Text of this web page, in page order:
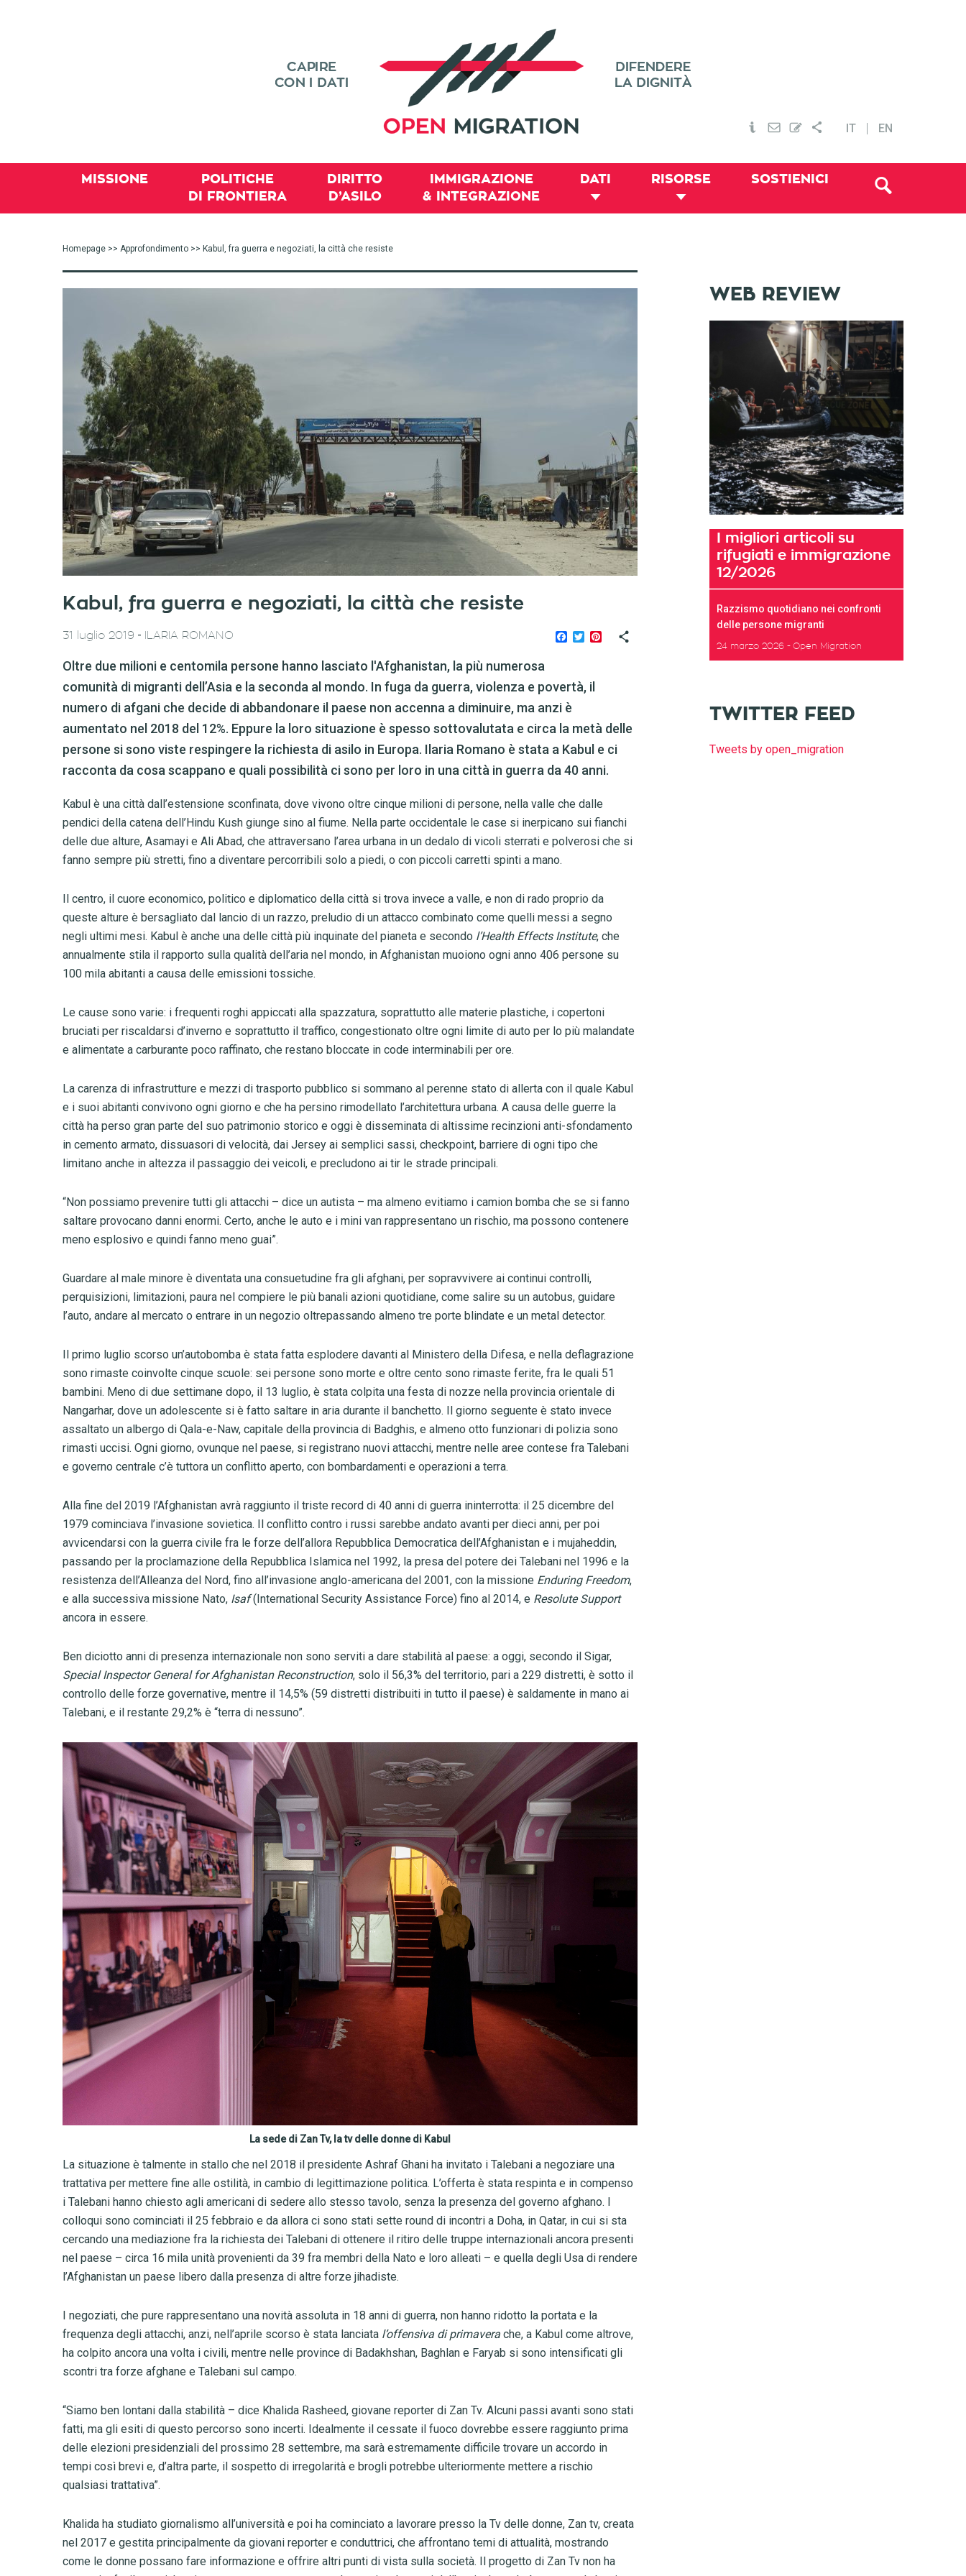
IT EN
MISSIONE
POLITICHE
DI FRONTIERA
DIRITTO
D’ASILO
IMMIGRAZIONE
& INTEGRAZIONE
DATI RISORSE SOSTIENICI
Homepage >> Approfondimento >> Kabul, fra guerra e negoziati, la città che resiste
Kabul, fra guerra e negoziati, la città che resiste
Facebook
TwitterPinterest
31 luglio 2019 - ILARIA ROMANO
Oltre due milioni e centomila persone hanno lasciato l'Afghanistan, la più numerosa
comunità di migranti dell’Asia e la seconda al mondo. In fuga da guerra, violenza e povertà, il
numero di afgani che decide di abbandonare il paese non accenna a diminuire, ma anzi è
aumentato nel 2018 del 12%. Eppure la loro situazione è spesso sottovalutata e circa la metà delle
persone si sono viste respingere la richiesta di asilo in Europa. Ilaria Romano è stata a Kabul e ci
racconta da cosa scappano e quali possibilità ci sono per loro in una città in guerra da 40 anni.
Kabul è una città dall’estensione sconfinata, dove vivono oltre cinque milioni di persone, nella valle che dalle
pendici della catena dell’Hindu Kush giunge sino al fiume. Nella parte occidentale le case si inerpicano sui fianchi
delle due alture, Asamayi e Ali Abad, che attraversano l’area urbana in un dedalo di vicoli sterrati e polverosi che si
fanno sempre più stretti, fino a diventare percorribili solo a piedi, o con piccoli carretti spinti a mano.
Il centro, il cuore economico, politico e diplomatico della città si trova invece a valle, e non di rado proprio da
queste alture è bersagliato dal lancio di un razzo, preludio di un attacco combinato come quelli messi a segno
negli ultimi mesi. Kabul è anche una delle città più inquinate del pianeta e secondo l’Health Effects Institute, che
annualmente stila il rapporto sulla qualità dell’aria nel mondo, in Afghanistan muoiono ogni anno 406 persone su
100 mila abitanti a causa delle emissioni tossiche.
Le cause sono varie: i frequenti roghi appiccati alla spazzatura, soprattutto alle materie plastiche, i copertoni
bruciati per riscaldarsi d’inverno e soprattutto il traffico, congestionato oltre ogni limite di auto per lo più malandate
e alimentate a carburante poco raffinato, che restano bloccate in code interminabili per ore.
La carenza di infrastrutture e mezzi di trasporto pubblico si sommano al perenne stato di allerta con il quale Kabul
e i suoi abitanti convivono ogni giorno e che ha persino rimodellato l’architettura urbana. A causa delle guerre la
città ha perso gran parte del suo patrimonio storico e oggi è disseminata di altissime recinzioni anti-sfondamento
in cemento armato, dissuasori di velocità, dai Jersey ai semplici sassi, checkpoint, barriere di ogni tipo che
limitano anche in altezza il passaggio dei veicoli, e precludono ai tir le strade principali.
“Non possiamo prevenire tutti gli attacchi – dice un autista – ma almeno evitiamo i camion bomba che se si fanno
saltare provocano danni enormi. Certo, anche le auto e i mini van rappresentano un rischio, ma possono contenere
meno esplosivo e quindi fanno meno guai”.
Guardare al male minore è diventata una consuetudine fra gli afghani, per sopravvivere ai continui controlli,
perquisizioni, limitazioni, paura nel compiere le più banali azioni quotidiane, come salire su un autobus, guidare
l’auto, andare al mercato o entrare in un negozio oltrepassando almeno tre porte blindate e un metal detector.
Il primo luglio scorso un’autobomba è stata fatta esplodere davanti al Ministero della Difesa, e nella deflagrazione
sono rimaste coinvolte cinque scuole: sei persone sono morte e oltre cento sono rimaste ferite, fra le quali 51
bambini. Meno di due settimane dopo, il 13 luglio, è stata colpita una festa di nozze nella provincia orientale di
Nangarhar, dove un adolescente si è fatto saltare in aria durante il banchetto. Il giorno seguente è stato invece
assaltato un albergo di Qala-e-Naw, capitale della provincia di Badghis, e almeno otto funzionari di polizia sono
rimasti uccisi. Ogni giorno, ovunque nel paese, si registrano nuovi attacchi, mentre nelle aree contese fra Talebani
e governo centrale c’è tuttora un conflitto aperto, con bombardamenti e operazioni a terra.
Alla fine del 2019 l’Afghanistan avrà raggiunto il triste record di 40 anni di guerra ininterrotta: il 25 dicembre del
1979 cominciava l’invasione sovietica. Il conflitto contro i russi sarebbe andato avanti per dieci anni, per poi
avvicendarsi con la guerra civile fra le forze dell’allora Repubblica Democratica dell’Afghanistan e i mujaheddin,
passando per la proclamazione della Repubblica Islamica nel 1992, la presa del potere dei Talebani nel 1996 e la
resistenza dell’Alleanza del Nord, fino all’invasione anglo-americana del 2001, con la missione Enduring Freedom,
e alla successiva missione Nato, Isaf(International Security Assistance Force) fino al 2014, e Resolute Support
ancora in essere.
Ben diciotto anni di presenza internazionale non sono serviti a dare stabilità al paese: a oggi, secondo il Sigar,
Special Inspector General for Afghanistan Reconstruction, solo il 56,3% del territorio, pari a 229 distretti, è sotto il
controllo delle forze governative, mentre il 14,5% (59 distretti distribuiti in tutto il paese) è saldamente in mano ai
Talebani, e il restante 29,2% è “terra di nessuno”.
La sede di Zan Tv, la tv delle donne di Kabul
La situazione è talmente in stallo che nel 2018 il presidente Ashraf Ghani ha invitato i Talebani a negoziare una
trattativa per mettere fine alle ostilità, in cambio di legittimazione politica. L’offerta è stata respinta e in compenso
i Talebani hanno chiesto agli americani di sedere allo stesso tavolo, senza la presenza del governo afghano. I
colloqui sono cominciati il 25 febbraio e da allora ci sono stati sette round di incontri a Doha, in Qatar, in cui si sta
cercando una mediazione fra la richiesta dei Talebani di ottenere il ritiro delle truppe internazionali ancora presenti
nel paese – circa 16 mila unità provenienti da 39 fra membri della Nato e loro alleati – e quella degli Usa di rendere
l’Afghanistan un paese libero dalla presenza di altre forze jihadiste.
I negoziati, che pure rappresentano una novità assoluta in 18 anni di guerra, non hanno ridotto la portata e la
frequenza degli attacchi, anzi, nell’aprile scorso è stata lanciata l’offensiva di primavera che, a Kabul come altrove,
ha colpito ancora una volta i civili, mentre nelle province di Badakhshan, Baghlan e Faryab si sono intensificati gli
scontri tra forze afghane e Talebani sul campo.
“Siamo ben lontani dalla stabilità – dice Khalida Rasheed, giovane reporter di Zan Tv. Alcuni passi avanti sono stati
fatti, ma gli esiti di questo percorso sono incerti. Idealmente il cessate il fuoco dovrebbe essere raggiunto prima
delle elezioni presidenziali del prossimo 28 settembre, ma sarà estremamente difficile trovare un accordo in
tempi così brevi e, d’altra parte, il sospetto di irregolarità e brogli potrebbe ulteriormente mettere a rischio
qualsiasi trattativa”.
Khalida ha studiato giornalismo all’università e poi ha cominciato a lavorare presso la Tv delle donne, Zan tv, creata
nel 2017 e gestita principalmente da giovani reporter e conduttrici, che affrontano temi di attualità, mostrando
come le donne possano fare informazione e offrire altri punti di vista sulla società. Il progetto di Zan Tv non ha
WEB REVIEW
I migliori articoli su
rifugiati e immigrazione
12/2026
Razzismo quotidiano nei confronti
delle persone migranti
24 marzo 2026 Open Migration
TWITTER FEED
Tweets by open_migration